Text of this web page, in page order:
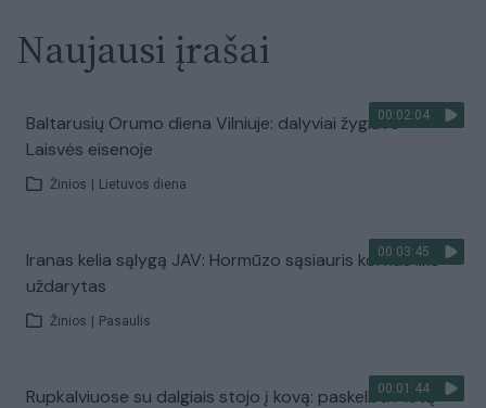
Naujausi įrašai
00:02:04
Baltarusių Orumo diena Vilniuje: dalyviai žygiavo
Laisvės eisenoje
Žinios Lietuvos diena
00:03:45
Iranas kelia sąlygą JAV: Hormūzo sąsiauris kol kas liks
uždarytas
Žinios Pasaulis
00:01:44
Rupkalviuose su dalgiais stojo į kovą: paskelbti Metų